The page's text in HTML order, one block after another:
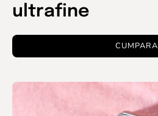
ultrafine
CUMPARA